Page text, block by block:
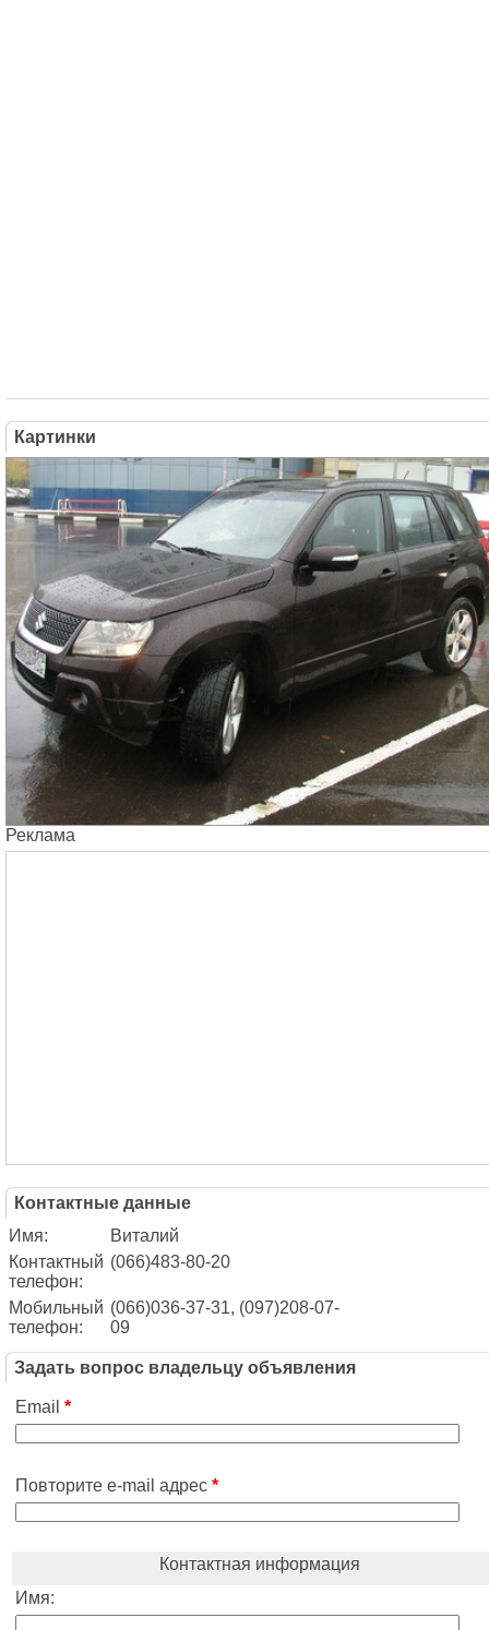
Картинки
Реклама
Контактные данные
Имя:
Виталий
Контактный
телефон:
(066)483-80-20
Мобильный
телефон:
(066)036-37-31, (097)208-07-
09
Задать вопрос владельцу объявления
Email *
Повторите e-mail адрес *
Контактная информация
Имя: